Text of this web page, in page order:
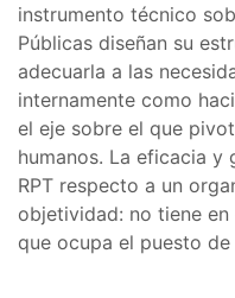
instrumento técnico
Públicas diseñan su
adecuarla a las
internamente como
el eje sobre el que
humanos. La eficacia y
RPT respecto a un
objetividad: no tiene
que ocupa el puesto